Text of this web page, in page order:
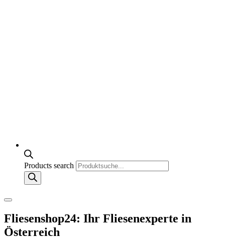
Products search
Fliesenshop24: Ihr Fliesenexperte in
Österreich